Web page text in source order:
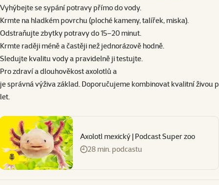
Vyhýbejte se sypání potravy přímo do vody.
Krmte na hladkém povrchu (ploché kameny, talířek, miska).
Odstraňujte zbytky potravy do 15–20 minut.
Krmte raději méně a častěji než jednorázově hodně.
Sledujte kvalitu vody a pravidelně ji testujte.
Pro zdraví a dlouhověkost axolotlů a
je správná výživa základ. Doporučujeme kombinovat kvalitní živou
let.
Axolotl mexický | Podcast Super zoo
28 min. podcastu